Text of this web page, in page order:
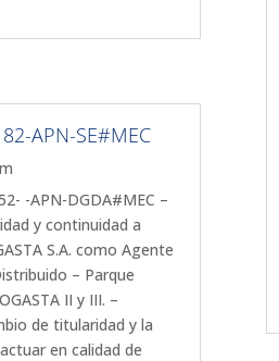
APN-SE#MEC
-APN-DGDA#MEC –
y continuidad a
S.A. como Agente
– Parque
II y III. –
de titularidad y la
en calidad de